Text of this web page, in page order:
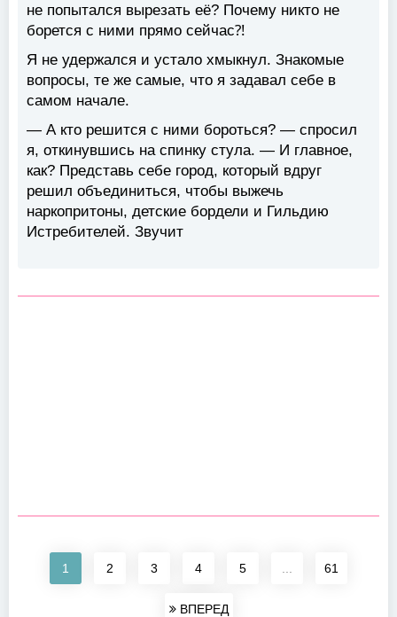
не попытался вырезать её? Почему никто не
борется с ними прямо сейчас⁈
Я не удержался и устало хмыкнул. Знакомые
вопросы, те же самые, что я задавал себе в
самом начале.
— А кто решится с ними бороться? — спросил
я, откинувшись на спинку стула. — И главное,
как? Представь себе город, который вдруг
решил объединиться, чтобы выжечь
наркопритоны, детские бордели и Гильдию
Истребителей. Звучит
1 2 3 4 5 61
ВПЕРЕД